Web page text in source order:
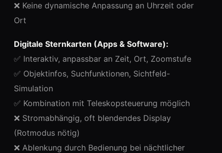
❌ Keine dynamische Anpassung an Uhrzeit oder
Ort
Digitale Sternkarten (Apps & Software):
✅ Interaktiv, anpassbar an Zeit, Ort, Zoomstufe
✅ Objektinfos, Suchfunktionen, Sichtfeld-
Simulation
✅ Kombination mit Teleskopsteuerung möglich
❌ Stromabhängig, oft blendendes Display
(Rotmodus nötig)
❌ Ablenkung durch Bedienung bei nächtlicher